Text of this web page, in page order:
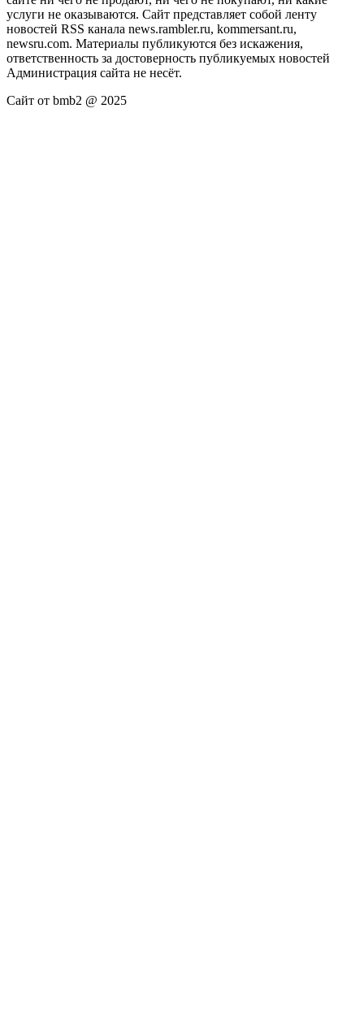
услуги не оказываются. Сайт представляет собой ленту
новостей RSS канала news.rambler.ru, kommersant.ru,
newsru.com. Материалы публикуются без искажения,
ответственность за достоверность публикуемых новостей
Администрация сайта не несёт.
Сайт от bmb2 @ 2025